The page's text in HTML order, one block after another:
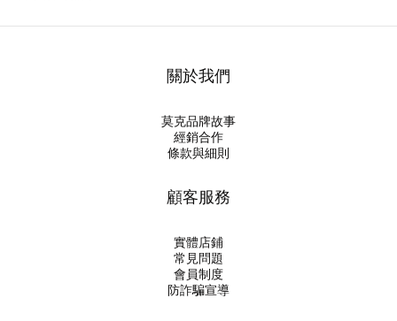
關於我們
莫克品牌故事
經銷合作
條款與細則
顧客服務
實體店鋪
常見問題
會員制度
防詐騙宣導